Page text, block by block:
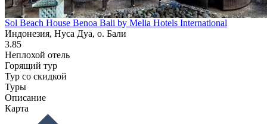
Sol Beach House Benoa Bali by Melia Hotels International
Индонезия, Нуса Дуа, о. Бали
3.85
Неплохой отель
Горящий тур
Тур со скидкой
Туры
Описание
Карта